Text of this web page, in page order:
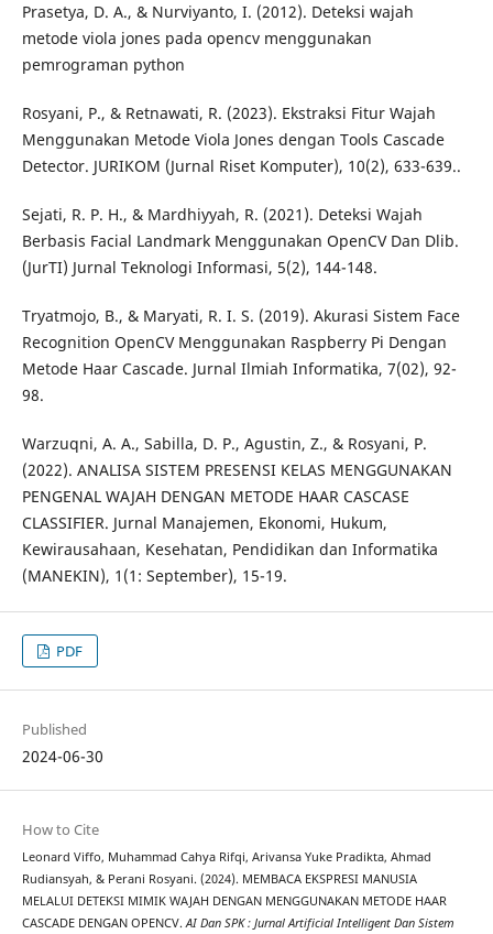
Prasetya, D. A., & Nurviyanto, I. (2012). Deteksi wajah
metode viola jones pada opencv menggunakan
pemrograman python
Rosyani, P., & Retnawati, R. (2023). Ekstraksi Fitur Wajah
Menggunakan Metode Viola Jones dengan Tools Cascade
Detector. JURIKOM (Jurnal Riset Komputer), 10(2), 633-639..
Sejati, R. P. H., & Mardhiyyah, R. (2021). Deteksi Wajah
Berbasis Facial Landmark Menggunakan OpenCV Dan Dlib.
(JurTI) Jurnal Teknologi Informasi, 5(2), 144-148.
Tryatmojo, B., & Maryati, R. I. S. (2019). Akurasi Sistem Face
Recognition OpenCV Menggunakan Raspberry Pi Dengan
Metode Haar Cascade. Jurnal Ilmiah Informatika, 7(02), 92-
98.
Warzuqni, A. A., Sabilla, D. P., Agustin, Z., & Rosyani, P.
(2022). ANALISA SISTEM PRESENSI KELAS MENGGUNAKAN
PENGENAL WAJAH DENGAN METODE HAAR CASCASE
CLASSIFIER. Jurnal Manajemen, Ekonomi, Hukum,
Kewirausahaan, Kesehatan, Pendidikan dan Informatika
(MANEKIN), 1(1: September), 15-19.
PDF
Published
2024-06-30
How to Cite
Leonard Viffo, Muhammad Cahya Rifqi, Arivansa Yuke Pradikta, Ahmad
Rudiansyah, & Perani Rosyani. (2024). MEMBACA EKSPRESI MANUSIA
MELALUI DETEKSI MIMIK WAJAH DENGAN MENGGUNAKAN METODE HAAR
CASCADE DENGAN OPENCV.AI Dan SPK : Jurnal Artificial Intelligent Dan Sistem